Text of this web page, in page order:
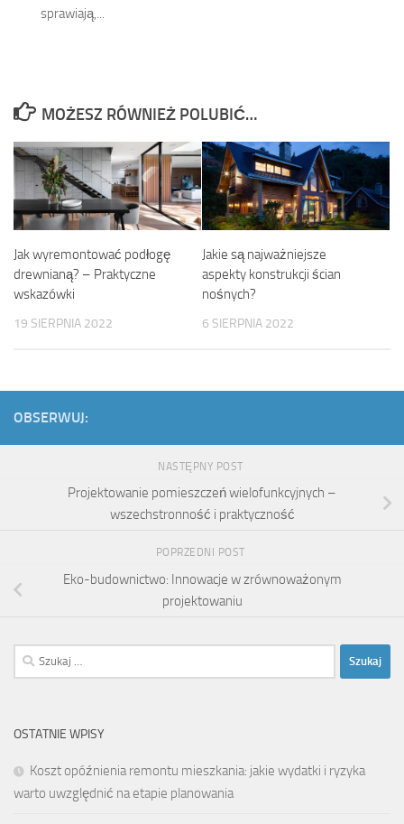
sprawiają,...
MOŻESZ RÓWNIEŻ POLUBIĆ…
Jak wyremontować podłogę
drewnianą? – Praktyczne
wskazówki
19 SIERPNIA 2022
Jakie są najważniejsze
aspekty konstrukcji ścian
nośnych?
6 SIERPNIA 2022
OBSERWUJ:
NASTĘPNY POST
Projektowanie pomieszczeń wielofunkcyjnych –
wszechstronność i praktyczność
POPRZEDNI POST
Eko-budownictwo: Innowacje w zrównoważonym
projektowaniu
Szukaj:
OSTATNIE WPISY
Koszt opóźnienia remontu mieszkania: jakie wydatki i ryzyka
warto uwzględnić na etapie planowania